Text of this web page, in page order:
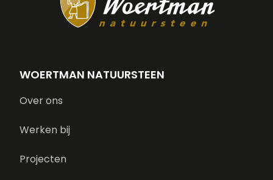
WOERTMAN NATUURSTEEN
Over ons
Werken bij
Projecten